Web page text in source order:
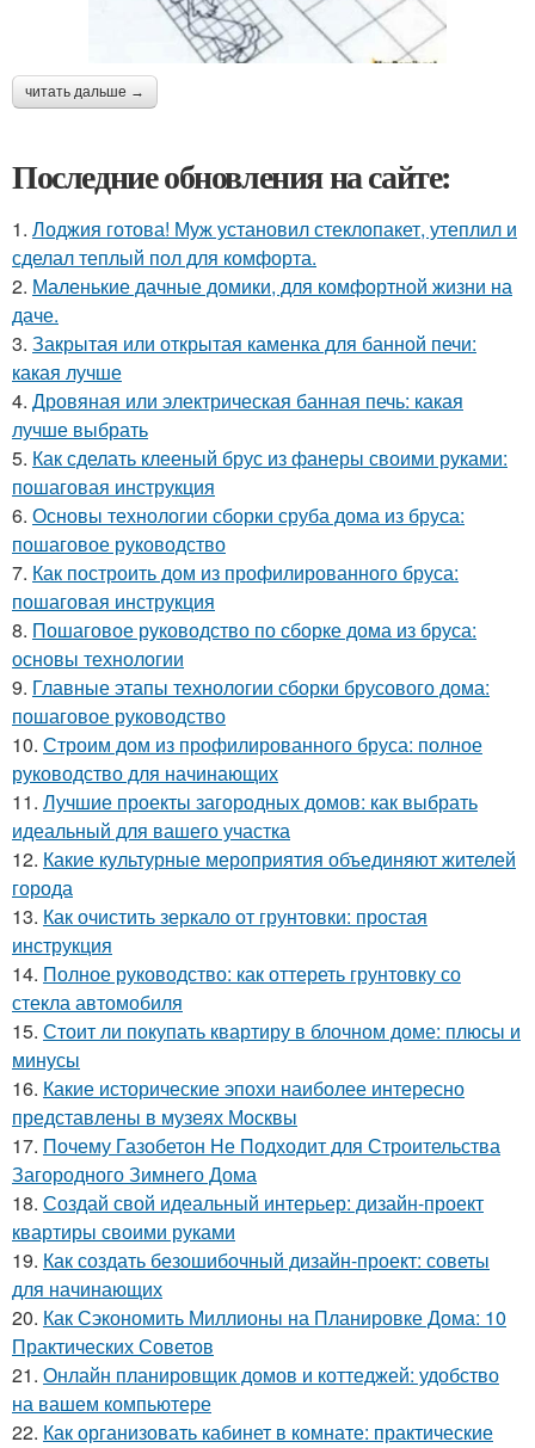
читать дальше →
Последние обновления на сайте:
1. Лоджия готова! Муж установил стеклопакет, утеплил и
сделал теплый пол для комфорта.
2. Маленькие дачные домики, для комфортной жизни на
даче.
3. Закрытая или открытая каменка для банной печи:
какая лучше
4. Дровяная или электрическая банная печь: какая
лучше выбрать
5. Как сделать клееный брус из фанеры своими руками:
пошаговая инструкция
6. Основы технологии сборки сруба дома из бруса:
пошаговое руководство
7. Как построить дом из профилированного бруса:
пошаговая инструкция
8. Пошаговое руководство по сборке дома из бруса:
основы технологии
9. Главные этапы технологии сборки брусового дома:
пошаговое руководство
10. Строим дом из профилированного бруса: полное
руководство для начинающих
11. Лучшие проекты загородных домов: как выбрать
идеальный для вашего участка
12. Какие культурные мероприятия объединяют жителей
города
13. Как очистить зеркало от грунтовки: простая
инструкция
14. Полное руководство: как оттереть грунтовку со
стекла автомобиля
15. Стоит ли покупать квартиру в блочном доме: плюсы и
минусы
16. Какие исторические эпохи наиболее интересно
представлены в музеях Москвы
17. Почему Газобетон Не Подходит для Строительства
Загородного Зимнего Дома
18. Создай свой идеальный интерьер: дизайн-проект
квартиры своими руками
19. Как создать безошибочный дизайн-проект: советы
для начинающих
20. Как Сэкономить Миллионы на Планировке Дома: 10
Практических Советов
21. Онлайн планировщик домов и коттеджей: удобство
на вашем компьютере
22. Как организовать кабинет в комнате: практические